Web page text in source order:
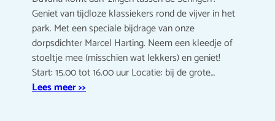
Geniet van tijdloze klassiekers rond de vijver in het
park. Met een speciale bijdrage van onze
dorpsdichter Marcel Harting. Neem een kleedje of
stoeltje mee (misschien wat lekkers) en geniet!
Start: 15.00 tot 16.00 uur Locatie: bij de grote…
Lees meer >>